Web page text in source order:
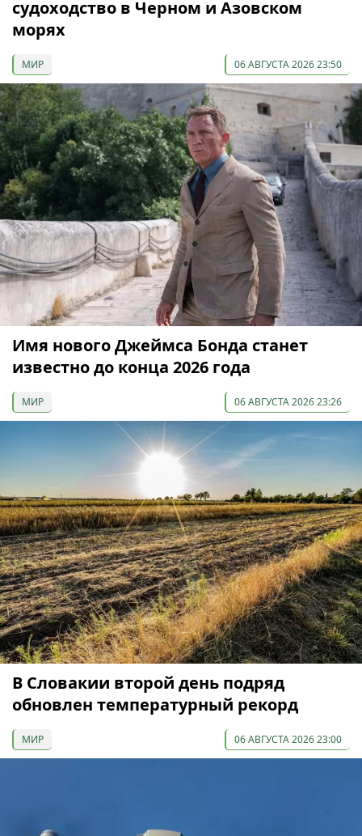
судоходство в Черном и Азовском
морях
МИР 06 АВГУСТА 2026 23:50
Имя нового Джеймса Бонда станет
известно до конца 2026 года
МИР 06 АВГУСТА 2026 23:26
В Словакии второй день подряд
обновлен температурный рекорд
МИР 06 АВГУСТА 2026 23:00